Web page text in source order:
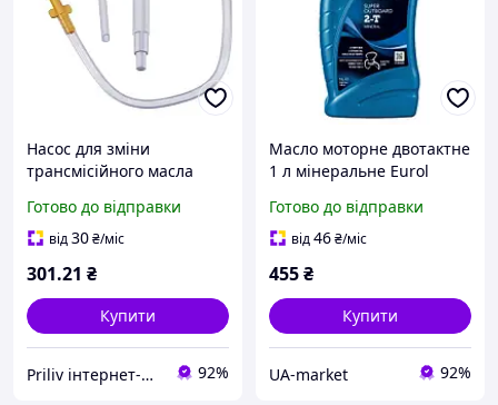
Насос для зміни
трансмісійного масла
універсальний швидка
заміна для човнів і
Готово до відправки
від30₴/міс
301.21 ₴
Купити
Priliv інтернет-магазин 92%
Масло моторне двотактне
1 л мінеральне Eurol
для човнових двигунів
захист від зносу і корозії
Готово до відправки
від46₴/міс
455₴
Купити
UA-market 92%